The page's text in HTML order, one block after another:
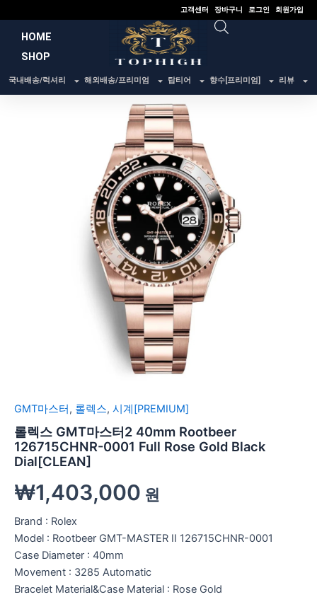
건
너
고객센터 장바구니 로그인 회원가입
HOME
SHOP
국내배송/럭셔리 해외배송/프리미엄 탑티어 향수[프리미엄] 리뷰
GMT마스터, 롤렉스, 시계[PREMIUM]
롤렉스 GMT마스터2 40mm Rootbeer
126715CHNR-0001 Full Rose Gold Black
Dial[CLEAN]
₩1,403,000 원
Brand : Rolex
Model : Rootbeer GMT-MASTER II 126715CHNR-0001
Case Diameter : 40mm
Movement : 3285 Automatic
Bracelet Material&Case Material : Rose Gold